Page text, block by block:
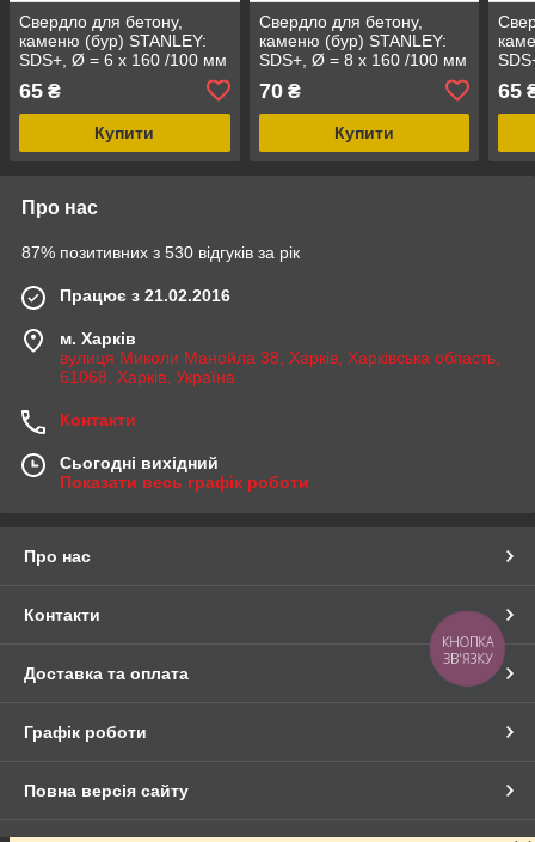
Свердло для бетону,
каменю (бур) STANLEY:
SDS+, Ø = 6 x 160 /100 мм
65 ₴
Купити
Свердло для бетону,
каменю (бур) STANLEY:
SDS+, Ø = 8 x 160 /100 мм
70₴
Купити
65
Про нас
87% позитивних з 530 відгуків за рік
Працює з 21.02.2016
м. Харків
вулиця Миколи Манойла 38, Харків, Харківська область,
61068, Харків, Україна
Контакти
Сьогодні вихідний
Показати весь графік роботи
Про нас
Контакти
Доставка та оплата
Графік роботи
Повна версія сайту
КНОПКА
ЗВ'ЯЗКУ